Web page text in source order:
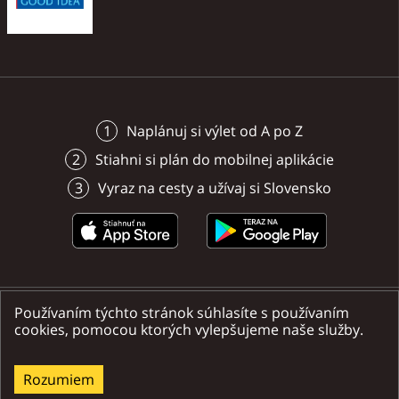
Naplánuj si výlet od A po Z
Stiahni si plán do mobilnej aplikácie
Vyraz na cesty a užívaj si Slovensko
Nájdete nás na sociálnych sieťach
Používaním týchto stránok súhlasíte s používaním
cookies, pomocou ktorých vylepšujeme naše služby.
Rozumiem